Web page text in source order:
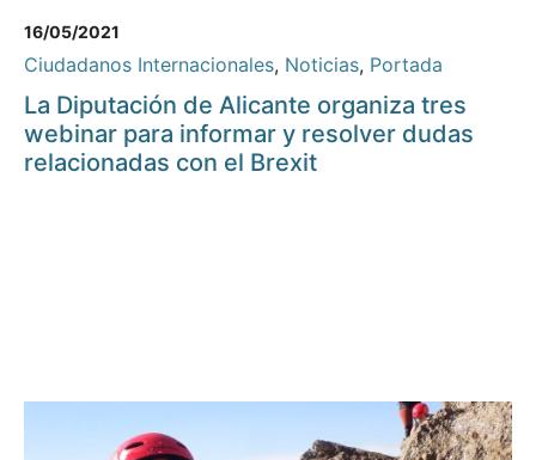
16/05/2021
Ciudadanos Internacionales, Noticias, Portada
La Diputación de Alicante organiza tres
webinar para informar y resolver dudas
relacionadas con el Brexit